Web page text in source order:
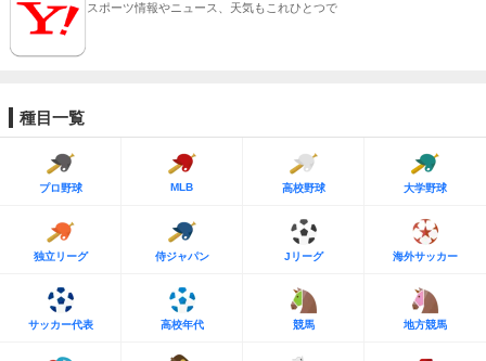
スポーツ情報やニュース、天気もこれひとつで
種目一覧
プロ野球 MLB 高校野球 大学野球
独立リーグ 侍ジャパン Jリーグ 海外サッカー
サッカー代表 高校年代 競馬 地方競馬